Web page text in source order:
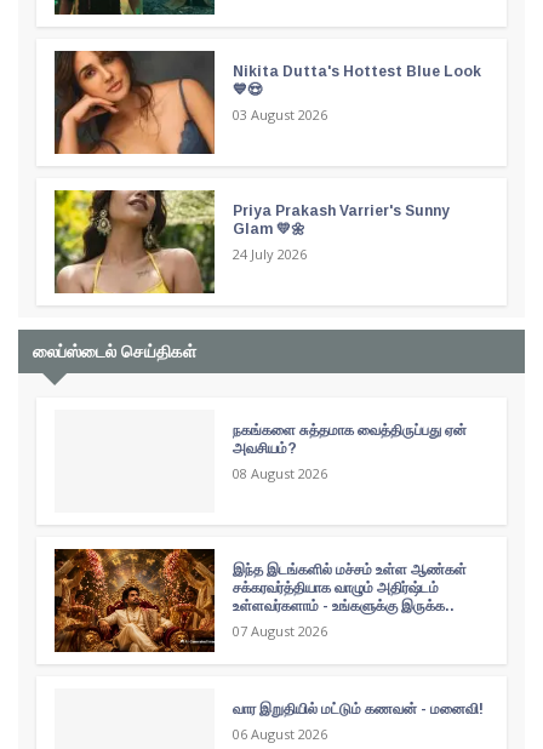
Nikita Dutta's Hottest Blue Look
💙😍
03 August 2026
Priya Prakash Varrier's Sunny
Glam 💛🌼
24 July 2026
லைப்ஸ்டைல் செய்திகள்
நகங்களை சுத்தமாக வைத்திருப்பது ஏன்
அவசியம்?
08 August 2026
இந்த இடங்களில் மச்சம் உள்ள ஆண்கள்
சக்கரவர்த்தியாக வாழும் அதிர்ஷ்டம்
உள்ளவர்களாம் - உங்களுக்கு இருக்க..
07 August 2026
வார இறுதியில் மட்டும் கணவன் - மனைவி!
06 August 2026